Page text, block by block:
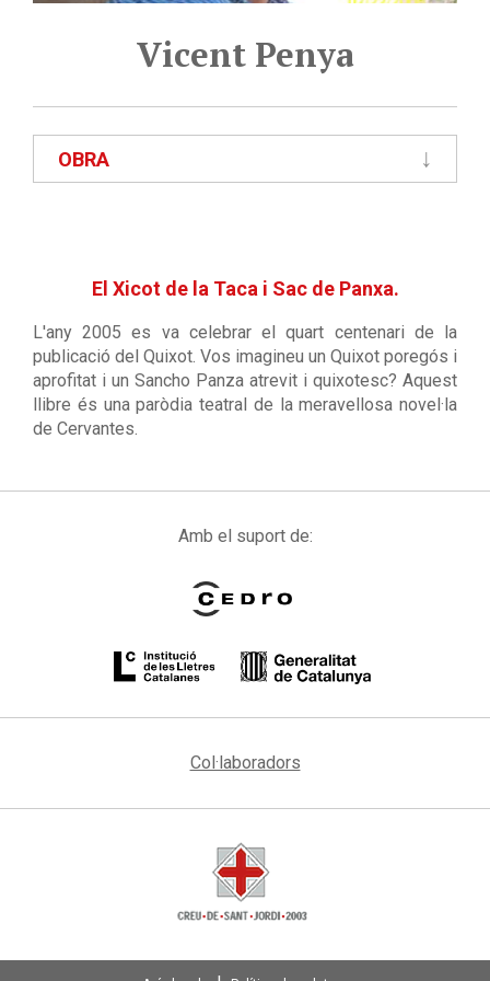
Vicent Penya
OBRA
El Xicot de la Taca i Sac de Panxa.
L'any 2005 es va celebrar el quart centenari de la
publicació del Quixot. Vos imagineu un Quixot poregós i
aprofitat i un Sancho Panza atrevit i quixotesc? Aquest
llibre és una paròdia teatral de la meravellosa novel·la
de Cervantes.
Amb el suport de:
Col·laboradors